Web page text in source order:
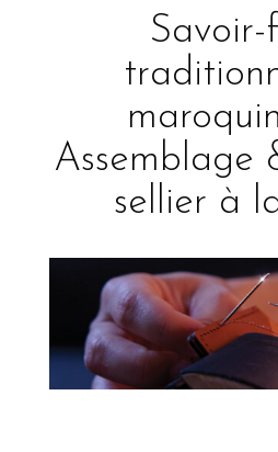
Savoir-
Assemblage
sellier à